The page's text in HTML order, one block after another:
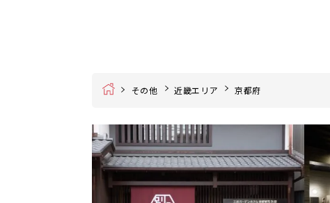
Home その他 近畿エリア 京都府